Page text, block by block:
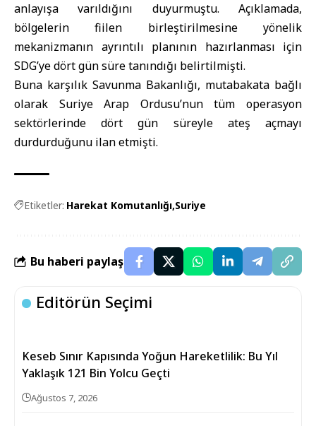
anlayışa varıldığını duyurmuştu. Açıklamada,
bölgelerin fiilen birleştirilmesine yönelik
mekanizmanın ayrıntılı planının hazırlanması için
SDG’ye dört gün süre tanındığı belirtilmişti.
Buna karşılık Savunma Bakanlığı, mutabakata bağlı
olarak Suriye Arap Ordusu’nun tüm operasyon
sektörlerinde dört gün süreyle ateş açmayı
durdurduğunu ilan etmişti.
Etiketler: Harekat Komutanlığı Suriye
Bu haberi paylaş
Editörün Seçimi
Keseb Sınır Kapısında Yoğun Hareketlilik: Bu Yıl
Yaklaşık 121 Bin Yolcu Geçti
Ağustos 7, 2026